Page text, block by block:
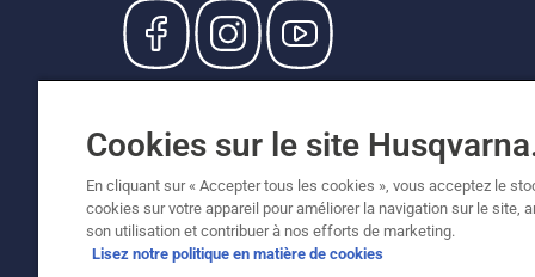
© Husqvarna AB (publ). Tous droits
participants, prix en CHF, TVA 8,1 % et TAR
recommandés (TVA incluse), sauf si le produit
Politique relative aux cookies Conditions d'utilisation
Cookies sur le site
En cliquant sur « Accepter tous les cookies », vous acceptez le
cookies sur votre appareil pour améliorer la navigation sur le site,
son utilisation et contribuer à nos efforts de marketing.
Lisez notre politique en matière de cookies